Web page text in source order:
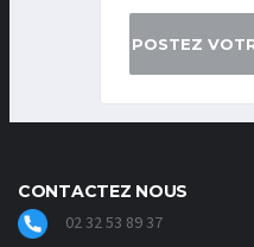
CONTACTEZ NOUS
02 32 53 89 37